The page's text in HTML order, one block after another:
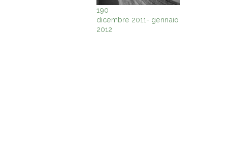
190
dicembre 2011- gennaio
2012